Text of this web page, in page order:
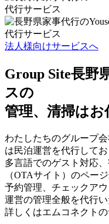
法人様向けサービスへ
Group Site長野
スの
管理、清掃は
わたしたちのグループ
は民泊運営を代行してお
多言語でのゲスト対応
（OTAサイト）のページ
予約管理、チェックア
運営の管理全般を代行い
詳しくはエムコネクト